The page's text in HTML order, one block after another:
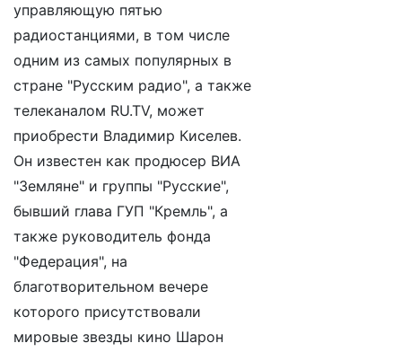
управляющую пятью
радиостанциями, в том числе
одним из самых популярных в
стране "Русским радио", а также
телеканалом RU.TV, может
приобрести Владимир Киселев.
Он известен как продюсер ВИА
"Земляне" и группы "Русские",
бывший глава ГУП "Кремль", а
также руководитель фонда
"Федерация", на
благотворительном вечере
которого присутствовали
мировые звезды кино Шарон